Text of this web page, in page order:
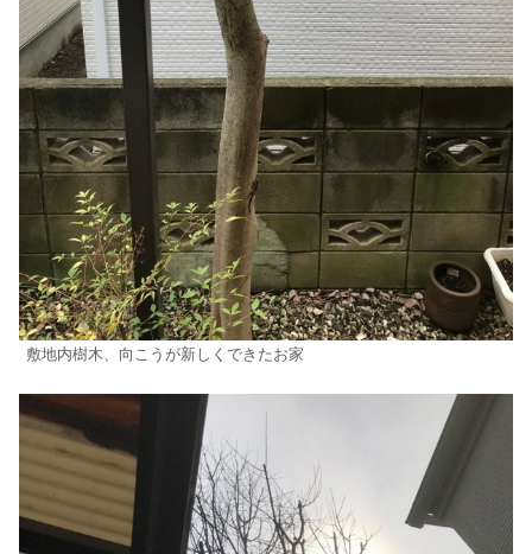
敷地内樹木、向こうが新しくできたお家